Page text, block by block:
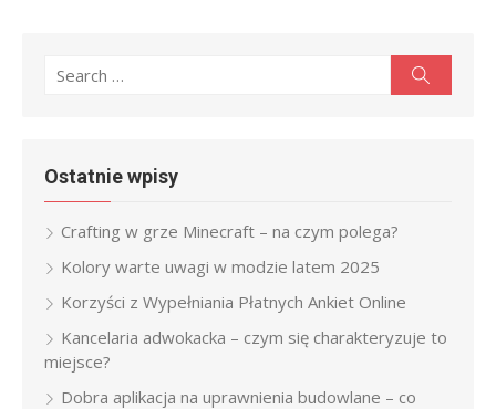
Search
Ostatnie wpisy
Crafting w grze Minecraft – na czym polega?
Kolory warte uwagi w modzie latem 2025
Korzyści z Wypełniania Płatnych Ankiet Online
Kancelaria adwokacka – czym się charakteryzuje to
miejsce?
Dobra aplikacja na uprawnienia budowlane – co